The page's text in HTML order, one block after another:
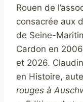
Rouen de
consacrée aux
de Seine-
Cardon en
et 2026.
en Histoire,
rouges à